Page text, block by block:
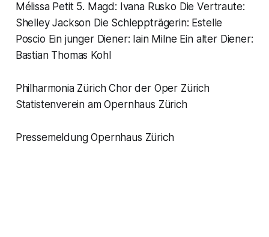
Mélissa Petit 5. Magd: Ivana Rusko Die Vertraute:
Shelley Jackson Die Schleppträgerin: Estelle
Poscio Ein junger Diener: Iain Milne Ein alter Diener:
Bastian Thomas Kohl
Philharmonia Zürich Chor der Oper Zürich
Statistenverein am Opernhaus Zürich
Pressemeldung Opernhaus Zürich